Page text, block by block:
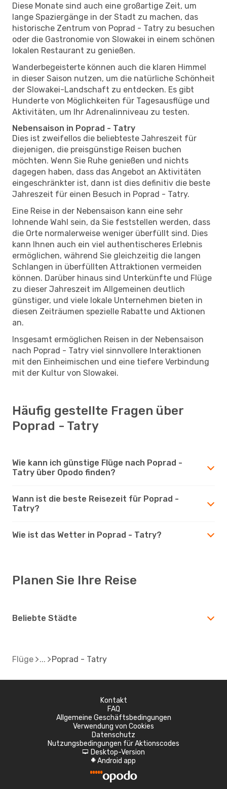
Diese Monate sind auch eine großartige Zeit, um
lange Spaziergänge in der Stadt zu machen, das
historische Zentrum von Poprad - Tatry zu besuchen
oder die Gastronomie von Slowakei in einem schönen
lokalen Restaurant zu genießen.
Wanderbegeisterte können auch die klaren Himmel
in dieser Saison nutzen, um die natürliche Schönheit
der Slowakei-Landschaft zu entdecken. Es gibt
Hunderte von Möglichkeiten für Tagesausflüge und
Aktivitäten, um Ihr Adrenalinniveau zu testen.
Nebensaison in Poprad - Tatry
Dies ist zweifellos die beliebteste Jahreszeit für
diejenigen, die preisgünstige Reisen buchen
möchten. Wenn Sie Ruhe genießen und nichts
dagegen haben, dass das Angebot an Aktivitäten
eingeschränkter ist, dann ist dies definitiv die beste
Jahreszeit für einen Besuch in Poprad - Tatry.
Eine Reise in der Nebensaison kann eine sehr
lohnende Wahl sein, da Sie feststellen werden, dass
die Orte normalerweise weniger überfüllt sind. Dies
kann Ihnen auch ein viel authentischeres Erlebnis
ermöglichen, während Sie gleichzeitig die langen
Schlangen in überfüllten Attraktionen vermeiden
können. Darüber hinaus sind Unterkünfte und Flüge
zu dieser Jahreszeit im Allgemeinen deutlich
günstiger, und viele lokale Unternehmen bieten in
diesen Zeiträumen spezielle Rabatte und Aktionen
an.
Insgesamt ermöglichen Reisen in der Nebensaison
nach Poprad - Tatry viel sinnvollere Interaktionen
mit den Einheimischen und eine tiefere Verbindung
mit der Kultur von Slowakei.
Häufig gestellte Fragen über
Poprad - Tatry
Wie kann ich günstige Flüge nach Poprad -
Tatry über Opodo finden?
Wann ist die beste Reisezeit für Poprad -
Tatry?
Wie ist das Wetter in Poprad - Tatry?
Planen Sie Ihre Reise
Beliebte Städte
Flüge Poprad - Tatry
Kontakt
FAQ
Allgemeine Geschäftsbedingungen
Verwendung von Cookies
Datenschutz
Nutzungsbedingungen für Aktionscodes
d Desktop-Version
A Android app